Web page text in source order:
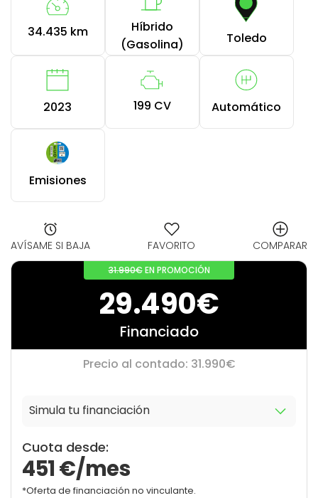
34.435 km
Híbrido
(Gasolina)
Toledo
2023 199 CV Automático
Emisiones
AVÍSAME SI BAJA FAVORITO COMPARAR
31.990€EN PROMOCIÓN
29.490€
Financiado
Precio al contado: 31.990€
Simula tu financiación
Cuota desde:
451 €/mes
*Oferta de financiación no vinculante.